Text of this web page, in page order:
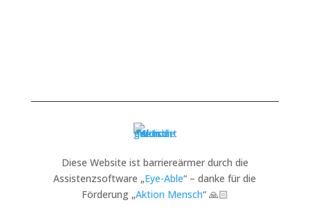
Diese Website ist barriereärmer durch die
Assistenzsoftware „Eye-Able“ – danke für die
Förderung „Aktion Mensch“ 🙏🏻